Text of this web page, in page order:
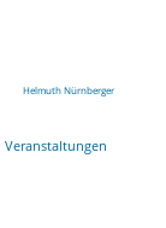
Helmuth Nürnberger
Veranstaltungen